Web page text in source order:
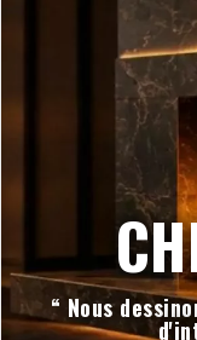
“ Nous